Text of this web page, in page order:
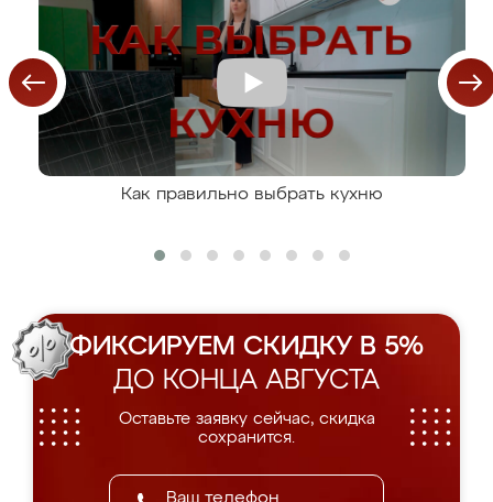
Как правильно выбрать кухню
ФИКСИРУЕМ СКИДКУ В 5%
ДО КОНЦА АВГУСТА
Оставьте заявку сейчас, скидка
сохранится.